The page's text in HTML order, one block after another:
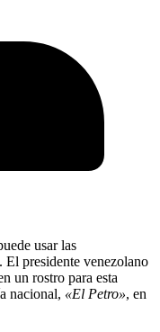
usar las
El presidente venezolano
un rostro para esta
nacional, «El Petro», en